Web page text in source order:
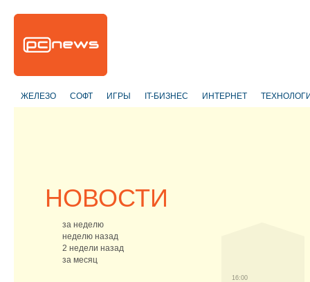
ЖЕЛЕЗО СОФТ ИГРЫ IT-БИЗНЕС ИНТЕРНЕТ
НОВОСТИ
за неделю
неделю назад
2 недели назад
за месяц
16:00